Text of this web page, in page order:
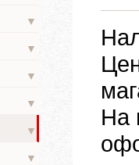
▼
▼
▼
▼
▼
▼
На